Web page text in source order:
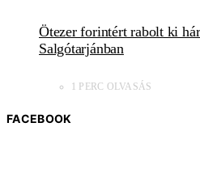
Ötezer forintért rabolt ki
Salgótarjánban
1 PERC OLVASÁS
FACEBOOK